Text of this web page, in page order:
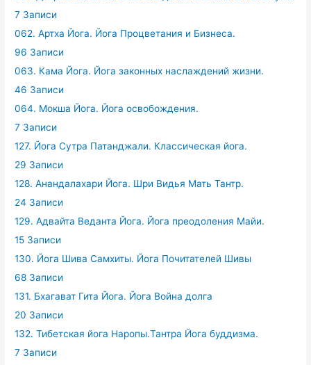
7 Записи
062. Артха Йога. Йога Процветания и Бизнеса.
96 Записи
063. Кама Йога. Йога законных наслаждений жизни.
46 Записи
064. Мокша Йога. Йога освобождения.
7 Записи
127. Йога Сутра Патанджали. Классическая йога.
29 Записи
128. Анандалахари Йога. Шри Видья Мать Тантр.
24 Записи
129. Адвайта Веданта Йога. Йога преодоления Майи.
15 Записи
130. Йога Шива Самхиты. Йога Почитателей Шивы
68 Записи
131. Бхагават Гита Йога. Йога Война долга
20 Записи
132. Тибетская йога Наропы.Тантра Йога буддизма.
7 Записи